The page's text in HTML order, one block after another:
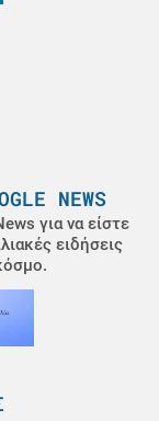
NEWS
για να είστε
ειδήσεις